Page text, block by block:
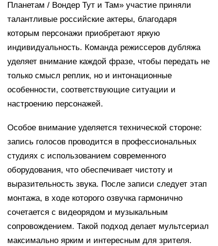
Планетам / Вондер Тут и Там» участие приняли
талантливые российские актеры, благодаря
которым персонажи приобретают яркую
индивидуальность. Команда режиссеров дубляжа
уделяет внимание каждой фразе, чтобы передать не
только смысл реплик, но и интонационные
особенности, соответствующие ситуации и
настроению персонажей.
Особое внимание уделяется технической стороне:
запись голосов проводится в профессиональных
студиях с использованием современного
оборудования, что обеспечивает чистоту и
выразительность звука. После записи следует этап
монтажа, в ходе которого озвучка гармонично
сочетается с видеорядом и музыкальным
сопровождением. Такой подход делает мультсериал
максимально ярким и интересным для зрителя.